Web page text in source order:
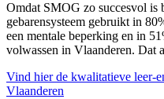
Omdat SMOG zo succesvol is
gebarensysteem gebruikt in
een mentale beperking en in
volwassen in Vlaanderen. Dat
Vind hier de kwalitatieve leer-
Vlaanderen